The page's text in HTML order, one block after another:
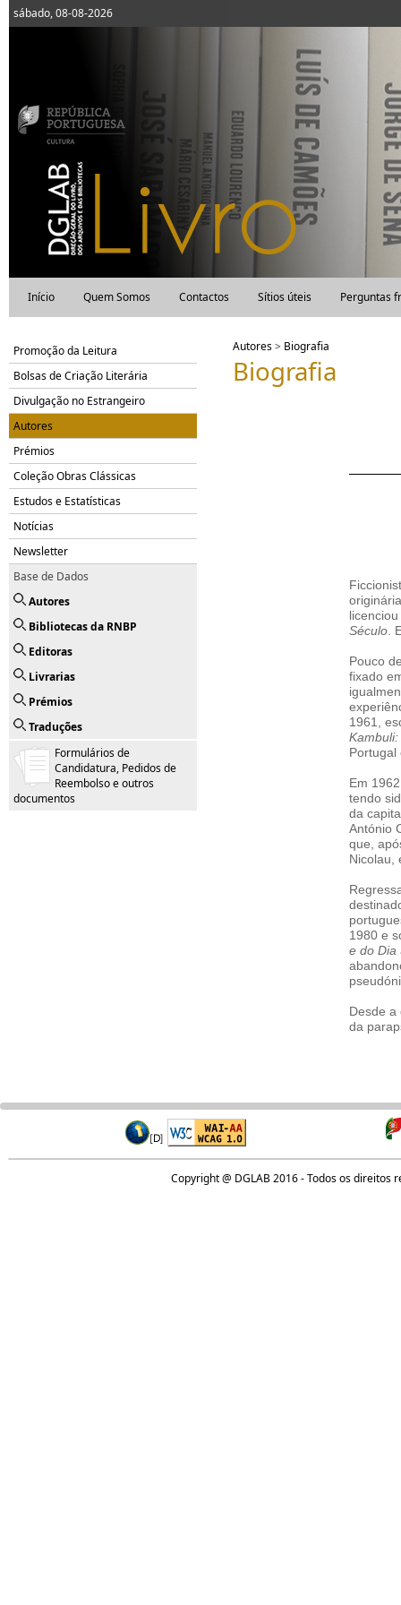
sábado, 08-08-2026
Início Quem Somos Contactos Sítios úteis Perguntas
Promoção da Leitura
Bolsas de Criação Literária
Divulgação no Estrangeiro
Autores
Prémios
Coleção Obras Clássicas
Estudos e Estatísticas
Notícias
Newsletter
Base de Dados
Autores
Bibliotecas da RNBP
Editoras
Livrarias
Prémios
Traduções
Formulários de
Candidatura, Pedidos de
Reembolso e outros
documentos
Autores> Biografia
Biografia
Século.
Pouco
fixado
1961,
Portugal
Em
tendo
da
António
que,
Nicolau,
1980 e
e do Dia
Desde
da
Copyright @ DGLAB 2016 - Todos os